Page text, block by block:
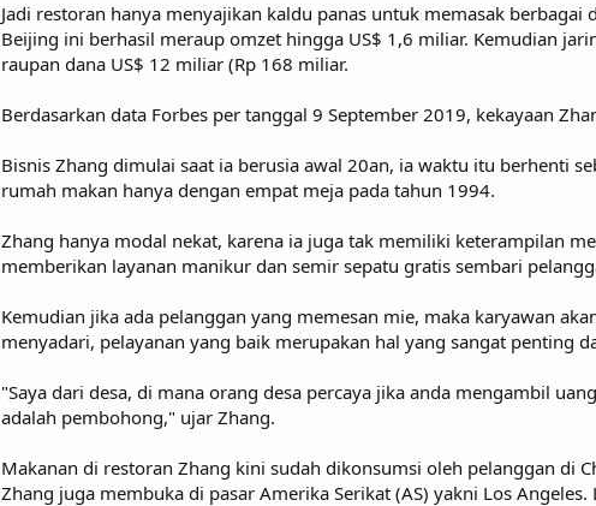
Jadi restoran hanya menyajikan kaldu panas untuk memasak
Beijing ini berhasil meraup omzet hingga US$ 1,6 miliar. Kemudian
raupan dana US$ 12 miliar (Rp 168 miliar.
Berdasarkan data Forbes per tanggal 9 September 2019, kekayaan
Bisnis Zhang dimulai saat ia berusia awal 20an, ia waktu itu berhenti
rumah makan hanya dengan empat meja pada tahun 1994.
Zhang hanya modal nekat, karena ia juga tak memiliki keterampilan
memberikan layanan manikur dan semir sepatu gratis sembari
Kemudian jika ada pelanggan yang memesan mie, maka karyawan
menyadari, pelayanan yang baik merupakan hal yang sangat penting
"Saya dari desa, di mana orang desa percaya jika anda mengambil
adalah pembohong," ujar Zhang.
Makanan di restoran Zhang kini sudah dikonsumsi oleh pelanggan di
Zhang juga membuka di pasar Amerika Serikat (AS) yakni Los